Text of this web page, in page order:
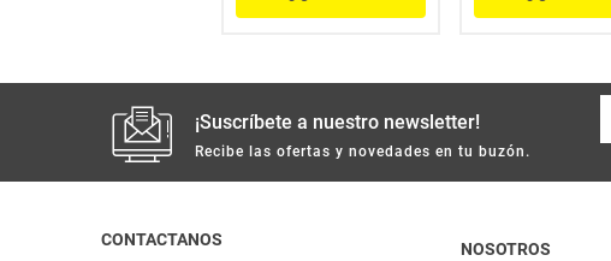
¡Suscríbete a nuestro newsletter!
Recibe las ofertas y novedades en tu buzón.
CONTACTANOS NOSOTROS